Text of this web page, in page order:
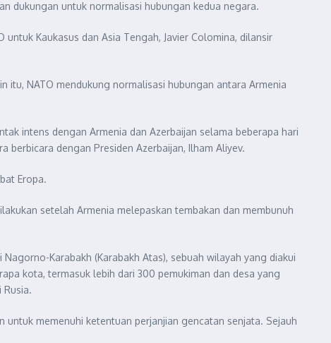
dukungan untuk normalisasi hubungan kedua negara.
Kaukasus dan Asia Tengah, Javier Colomina, dilansir
itu, NATO mendukung normalisasi hubungan antara Armenia
intens dengan Armenia dan Azerbaijan selama beberapa hari
berbicara dengan Presiden Azerbaijan, Ilham Aliyev.
Eropa.
setelah Armenia melepaskan tembakan dan membunuh
Karabakh (Karabakh Atas), sebuah wilayah yang diakui
kota, termasuk lebih dari 300 pemukiman dan desa yang
memenuhi ketentuan perjanjian gencatan senjata. Sejauh